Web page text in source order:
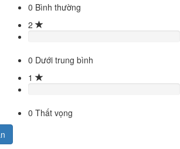
0 Bình thường
2
0 Dưới trung bình
1
0 Thất vọng